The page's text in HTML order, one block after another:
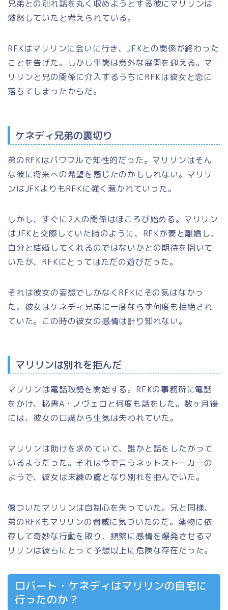
兄弟との別れ話を丸く収めようとする彼にマリリンは
激怒していたと考えられている。
RFKはマリリンに会いに行き、JFKとの関係が終わった
ことを告げた。しかし事態は意外な展開を迎える。マ
リリンと兄の関係に介入するうちにRFKは彼女と恋に
落ちてしまったからだ。
ケネディ兄弟の裏切り
弟のRFKはパワフルで知性的だった。マリリンはそん
な彼に将来への希望を感じたのかもしれない。マリリ
ンはJFKよりもRFKに強く惹かれていった。
しかし、すぐに2人の関係はほころび始める。マリリン
はJFKと交際していた時のように、RFKが妻と離婚し、
自分と結婚してくれるのではないかとの期待を抱いて
いたが、RFKにとってはただの遊びだった。
それは彼女の妄想でしかなくRFKにその気はなかっ
た。彼女はケネディ兄弟に一度ならず何度も拒絶され
ていた。この時の彼女の感情は計り知れない。
マリリンは別れを拒んだ
マリリンは電話攻勢を開始する。RFKの事務所に電話
をかけ、秘書A・ノヴェロと何度も話をした。数ヶ月後
には、彼女の口調から生気は失われていた。
マリリンは助けを求めていて、誰かと話をしたがって
いるようだった。それは今で言うネットストーカーの
ようで、彼女は未練の虜となり別れを拒んでいた。
傷ついたマリリンは自制心を失っていた。兄と同様、
弟のRFKもマリリンの脅威に気づいたのだ。薬物に依
存して奇妙な行動を取り、頻繁に感情を爆発させるマ
リリンは彼らにとって予想以上に危険な存在だった。
ロバート・ケネディはマリリンの自宅に
行ったのか？